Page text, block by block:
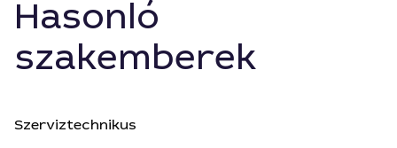
Hasonló
szakemberek
Szerviztechnikus